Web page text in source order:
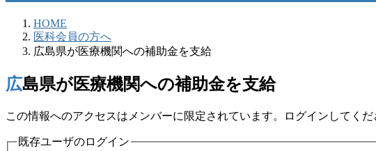
HOME
医科会員の方へ
広島県が医療機関への補助金を支給
広島県が医療機関への補助金を支給
この情報へのアクセスはメンバーに限定されています。ログインしてく
既存ユーザのログイン